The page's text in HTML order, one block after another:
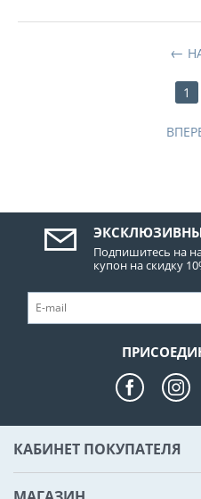
1
Подпишитесь на
купон на скидку
КАБИНЕТ ПОКУПАТЕЛЯ